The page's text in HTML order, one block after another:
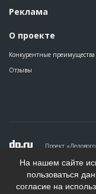
Реклама
О проекте
Конкурентные преимущества
Отзывы
Проект
Политика
Пользовательское
На информационном
технологии. Подробнее.
На нашем сайте
пользоваться
согласие на